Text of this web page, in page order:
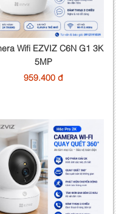
Wifi EZVIZ C6N G1 3K
5MP
959.400 đ